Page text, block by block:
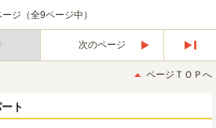
ージ（全9ページ中）
次のページ
後
ページＴＯＰへ
ト